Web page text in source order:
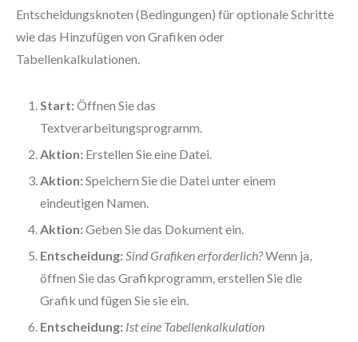
Entscheidungsknoten (Bedingungen) für optionale Schritte
wie das Hinzufügen von Grafiken oder
Tabellenkalkulationen.
Start:Öffnen Sie das
Textverarbeitungsprogramm.
Aktion: Erstellen Sie eine Datei.
Aktion:Speichern Sie die Datei unter einem
eindeutigen Namen.
Aktion:Geben Sie das Dokument ein.
Entscheidung:Sind Grafiken erforderlich?Wenn ja,
öffnen Sie das Grafikprogramm, erstellen Sie die
Grafik und fügen Sie sie ein.
Entscheidung: Ist eine Tabellenkalkulation